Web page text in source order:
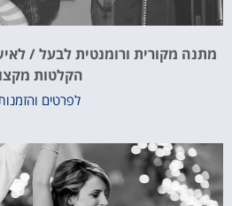
מתנה מקורית ורומנטית לבעל /
הקלטות
לפרטים